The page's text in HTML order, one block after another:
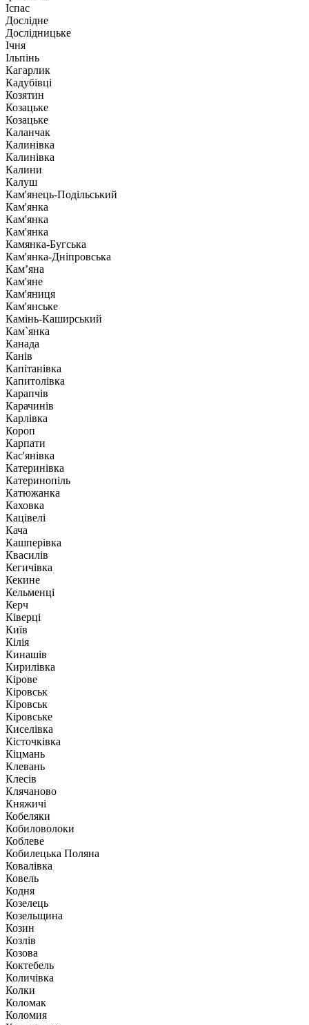
Іспас
Дослідне
Дослідницьке
Ічня
Ільпінь
Кагарлик
Кадубівці
Козятин
Козацьке
Козацьке
Каланчак
Калинівка
Калинівка
Калини
Калуш
Кам'янець-Подільський
Кам'янка
Кам'янка
Кам'янка
Камянка-Бугська
Кам'янка-Дніпровська
Кам’яна
Кам'яне
Кам'яниця
Кам'янське
Камінь-Каширський
Кам`янка
Канада
Канів
Капітанівка
Капитолівка
Карапчів
Карачинів
Карлівка
Короп
Карпати
Кас'янівка
Катеринівка
Катеринопіль
Катюжанка
Каховка
Кацівелі
Кача
Кашперівка
Квасилів
Кегичівка
Кекине
Кельменці
Керч
Ківерці
Київ
Кілія
Кинашів
Кирилівка
Кірове
Кіровськ
Кіровськ
Кіровське
Киселівка
Кісточківка
Кіцмань
Клевань
Клесів
Клячаново
Княжичі
Кобеляки
Кобиловолоки
Коблеве
Кобилецька Поляна
Ковалівка
Ковель
Кодня
Козелець
Козельщина
Козин
Козлів
Козова
Коктебель
Количівка
Колки
Коломак
Коломия